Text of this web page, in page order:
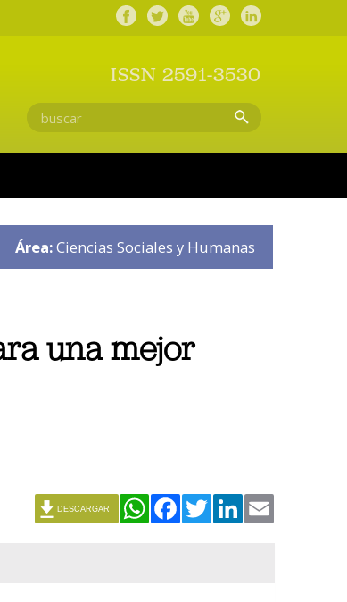
ISSN 2591-3530
Área:Ciencias Sociales y Humanas
una mejor
WhatsAppFacebookTwitterLinkedIn
DESCARGAR